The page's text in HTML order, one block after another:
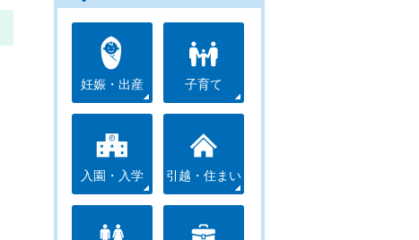
妊娠・出産 子育て
入園・入学 引越・住まい